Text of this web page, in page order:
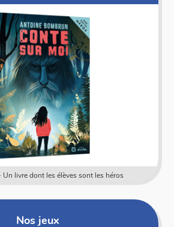
livre dont les élèves sont les héros
Nos jeux